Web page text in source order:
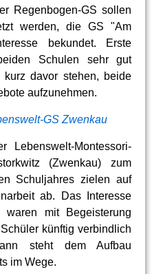
Regenbogen-GS sollen
werden, die GS "Am
bekundet. Erste
Schulen sehr gut
davor stehen, beide
aufzunehmen.
GS Zwenkau
Lebenswelt-Montessori-
(Zwenkau) zum
Schuljahres zielen auf
ab. Das Interesse
mit Begeisterung
künftig verbindlich
steht dem Aufbau
im Wege.